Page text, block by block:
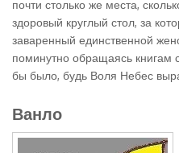
почти столько же места,
здоровый круглый стол, за
заваренный единственной
поминутно обращаясь книгам
бы было, будь Воля Небес
Ванло